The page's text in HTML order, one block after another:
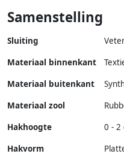
Samenstelling
Sluiting
Materiaal binnenkant
Materiaal buitenkant
Materiaal zool
Hakhoogte
0 - 2
Hakvorm